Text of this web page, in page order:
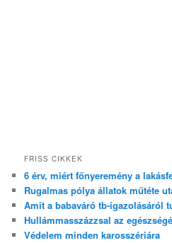
FRISS CIKKEK
6 érv, miért főnyeremény a
Rugalmas pólya állatok műtéte
Amit a babaváró tb-igazolásáról
Hullámmasszázzsal az
Védelem minden karosszériára